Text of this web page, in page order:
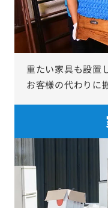
重たい家具も設置
お客様の代わりに